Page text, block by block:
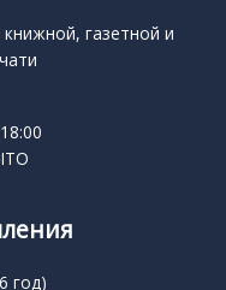
газетной и
год)